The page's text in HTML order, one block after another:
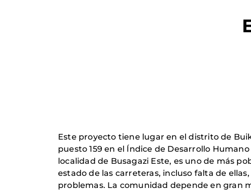
Este proyecto tiene lugar en el distrito de
puesto 159 en el Índice de Desarrollo
localidad de Busagazi Este, es uno de más
estado de las carreteras, incluso falta de
problemas. La comunidad depende en gran